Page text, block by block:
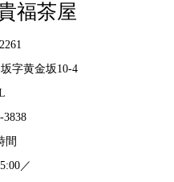
福茶屋
字黄金坂10-4
3838
間
／